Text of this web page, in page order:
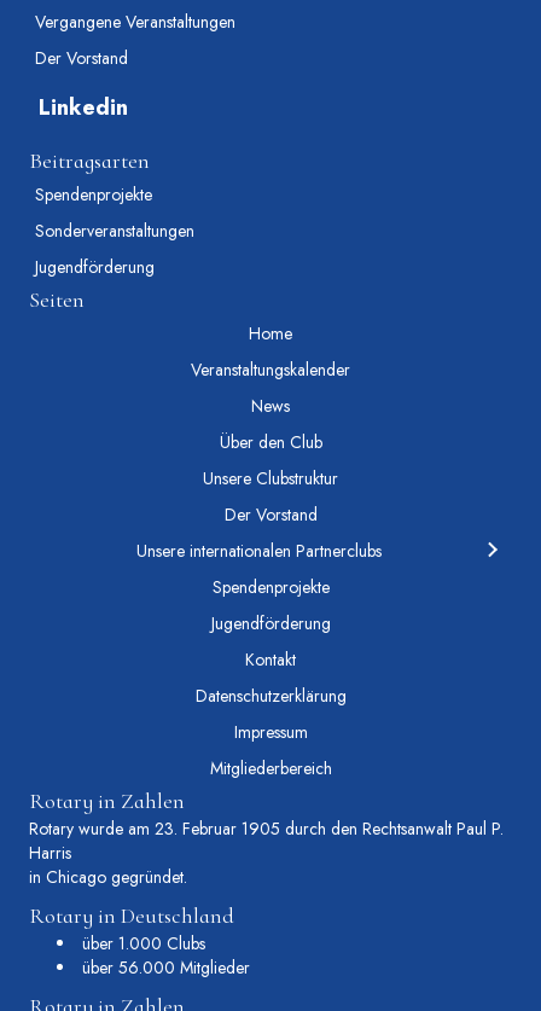
Vergangene Veranstaltungen
Der Vorstand
Linkedin
Beitragsarten
Spendenprojekte
Sonderveranstaltungen
Jugendförderung
Seiten
Home
Veranstaltungskalender
News
Über den Club
Unsere Clubstruktur
Der Vorstand
Unsere internationalen Partnerclubs
Spendenprojekte
Jugendförderung
Kontakt
Datenschutzerklärung
Impressum
Mitgliederbereich
Rotary in Zahlen
Rotary wurde am 23. Februar 1905 durch den Rechtsanwalt Paul P.
Harris
in Chicago gegründet.
Rotary in Deutschland
über 1.000 Clubs
über 56.000 Mitglieder